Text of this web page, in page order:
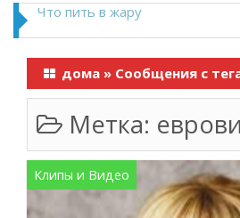
Что пить в жару
дома » Сообщения с
Метка:
Клипы и Видео